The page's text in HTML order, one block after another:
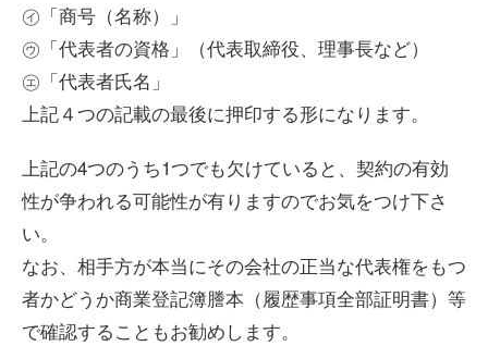
㋑「商号（名称）」
㋒「代表者の資格」（代表取締役、理事長など）
㋓「代表者氏名」
上記４つの記載の最後に押印する形になります。
上記の4つのうち1つでも欠けていると、契約の有効
性が争われる可能性が有りますのでお気をつけ下さ
い。
なお、相手方が本当にその会社の正当な代表権をもつ
者かどうか商業登記簿謄本（履歴事項全部証明書）等
で確認することもお勧めします。